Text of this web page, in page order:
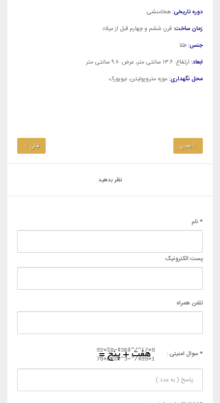
دوره تاریخی: هخامنشی
زمان ساخت: قرن ششم و چهارم قبل از میلاد
جنس: طلا
ابعاد: ارتفاع: ۱۳.۶ سانتی متر، عرض: ۹.۸ سانتی متر
محل نگهداری: موزه متروپولیتن، نیویورک
بعدی قبلی
نظر بدهید
* نام
پست الکترونیک
تلفن همراه
* سوال امنیتی :